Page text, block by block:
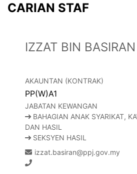
CARIAN STAF
IZZAT BIN BASIRAN
AKAUNTAN (KONTRAK)
PP(W)A1
JABATAN KEWANGAN
BAHAGIAN ANAK SYARIKAT,
DAN HASIL
SEKSYEN HASIL
izzat.basiran@ppj.gov.my